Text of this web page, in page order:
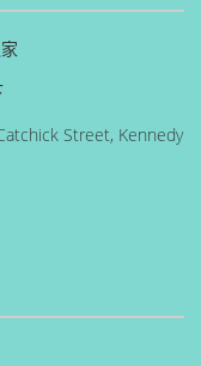
Street, Kennedy